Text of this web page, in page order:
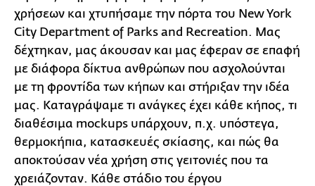
χρήσεων και χτυπήσαμε την πόρτα του New York
City Department of Parks and Recreation. Μας
δέχτηκαν, μας άκουσαν και μας έφεραν σε επαφή
με διάφορα δίκτυα ανθρώπων που ασχολούνται
με τη φροντίδα των κήπων και στήριξαν την ιδέα
μας. Καταγράψαμε τι ανάγκες έχει κάθε κήπος, τι
διαθέσιμα mockups υπάρχουν, π.χ. υπόστεγα,
θερμοκήπια, κατασκευές σκίασης, και πώς θα
αποκτούσαν νέα χρήση στις γειτονιές που τα
χρειάζονταν. Κάθε στάδιο του έργου